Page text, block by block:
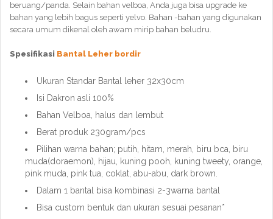
beruang/panda. Selain bahan velboa, Anda juga bisa upgrade ke
bahan yang lebih bagus seperti yelvo. Bahan -bahan yang digunakan
secara umum dikenal oleh awam mirip bahan beludru.
Spesifikasi Bantal Leher bordir
Ukuran Standar Bantal leher 32x30cm
Isi Dakron asli 100%
Bahan Velboa, halus dan lembut
Berat produk 230gram/pcs
Pilihan warna bahan; putih, hitam, merah, biru bca, biru
muda(doraemon), hijau, kuning pooh, kuning tweety, orange,
pink muda, pink tua, coklat, abu-abu, dark brown.
Dalam 1 bantal bisa kombinasi 2-3warna bantal
Bisa custom bentuk dan ukuran sesuai pesanan*